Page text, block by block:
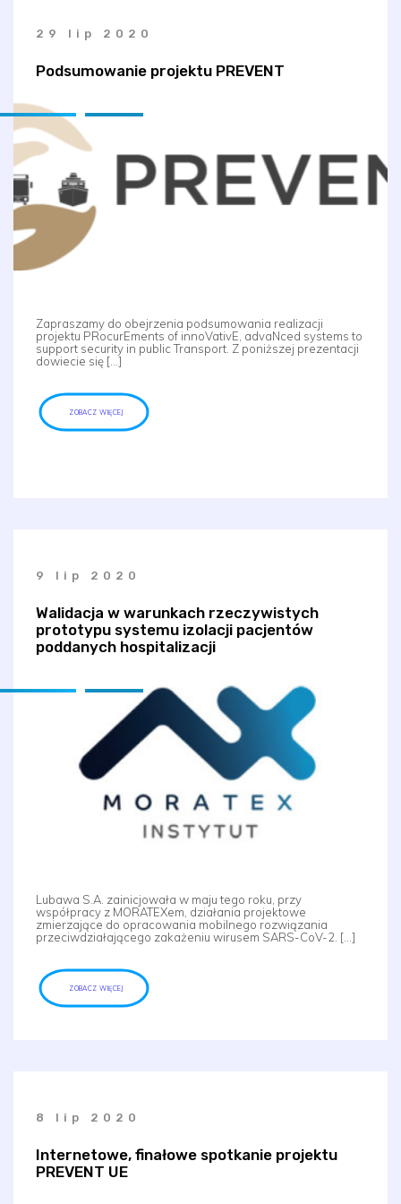
29 lip 2020
Podsumowanie projektu PREVENT
Zapraszamy do obejrzenia podsumowania realizacji
projektu PRocurEments of innoVativE, advaNced systems to
support security in public Transport. Z poniższej prezentacji
dowiecie się […]
ZOBACZ WIĘCEJ
9 lip 2020
Walidacja w warunkach rzeczywistych
prototypu systemu izolacji pacjentów
poddanych hospitalizacji
Lubawa S.A. zainicjowała w maju tego roku, przy
współpracy z MORATEXem, działania projektowe
zmierzające do opracowania mobilnego rozwiązania
przeciwdziałającego zakażeniu wirusem SARS-CoV-2. […]
ZOBACZ WIĘCEJ
8 lip 2020
Internetowe, finałowe spotkanie projektu
PREVENT UE